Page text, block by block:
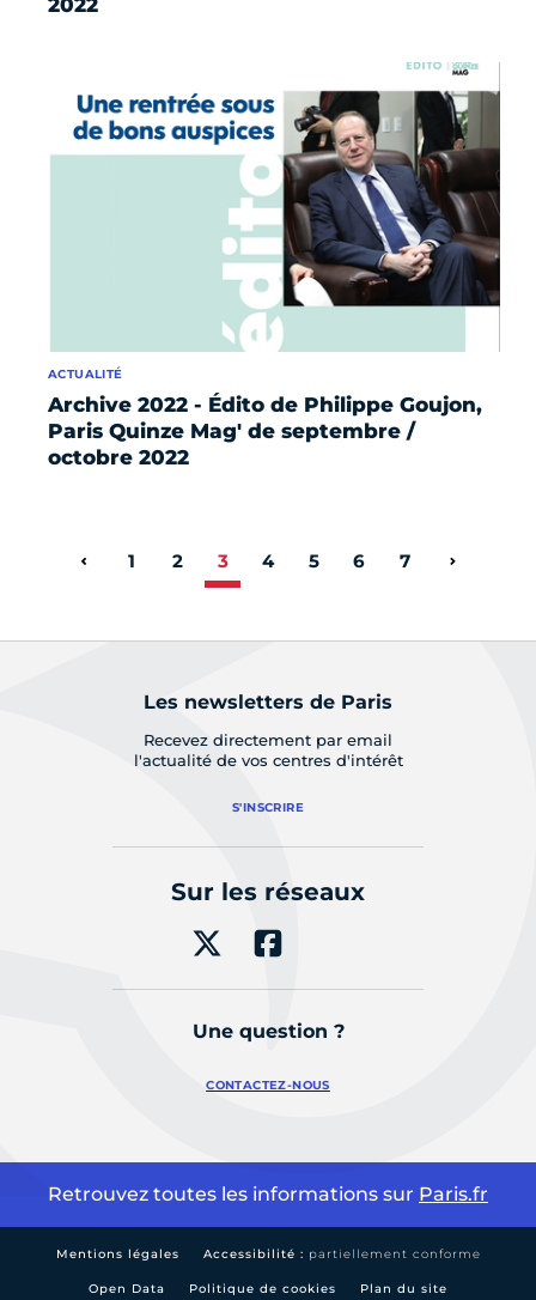
Archive 2022 - Édito de Philippe Goujon,
Paris Quinze Mag' de septembre /
octobre 2022
ACTUALITÉ
Page précédente
1 2 3 4 5 6 7 Page
Les newsletters de Paris
Recevez directement par email
l'actualité de vos centres d'intérêt
S'INSCRIRE
Sur les réseaux
Une question ?
CONTACTEZ-NOUS
Retrouvez toutes les informations sur Paris.fr
Mentions légales Accessibilité : partiellement conforme
Open Data Politique de cookies Plan du site